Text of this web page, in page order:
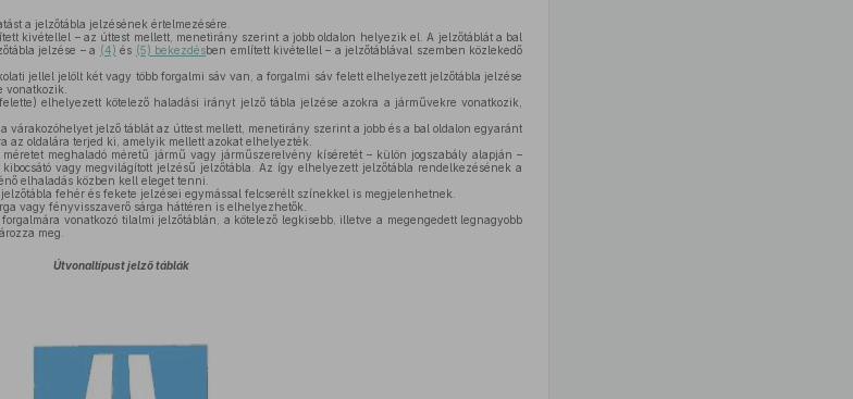
a jelzőtábla jelzésének értelmezésére.
kivétellel – az úttest mellett, menetirány szerint a jobb oldalon helyezik el. A jelzőtáblát a bal
jelzése – a (4) és (5) bekezdésben említett kivétellel – a jelzőtáblával szemben közlekedő
jellel jelölt két vagy több forgalmi sáv van, a forgalmi sáv felett elhelyezett jelzőtábla jelzése
vonatkozik.
elhelyezett kötelező haladási irányt jelző tábla jelzése azokra a járművekre vonatkozik,
várakozóhelyet jelző táblát az úttest mellett, menetirány szerint a jobb és a bal oldalon egyaránt
oldalára terjed ki, amelyik mellett azokat elhelyezték.
meghaladó méretű jármű vagy járműszerelvény kíséretét – külön jogszabály alapján –
vagy megvilágított jelzésű jelzőtábla. Az így elhelyezett jelzőtábla rendelkezésének a
elhaladás közben kell eleget tenni.
fehér és fekete jelzései egymással felcserélt színekkel is megjelenhetnek.
vagy fényvisszaverő sárga háttéren is elhelyezhetők.
vonatkozó tilalmi jelzőtáblán, a kötelező legkisebb, illetve a megengedett legnagyobb
meg.
Útvonaltípust jelző táblák